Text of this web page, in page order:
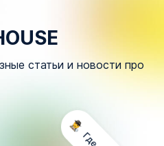
статьи и новости про